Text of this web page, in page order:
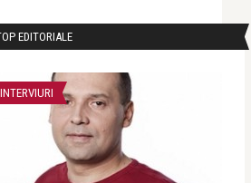
EDITORIALE
INTERVIURI